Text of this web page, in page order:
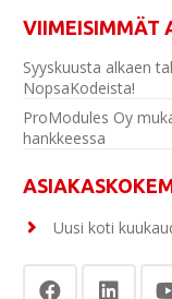
VIIMEISIMMÄT
Syyskuusta alkaen
NopsaKodeista!
ProModules Oy
hankkeessa
Uusi koti